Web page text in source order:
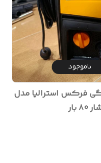
ناموجود
فرکس استرالیا مدل